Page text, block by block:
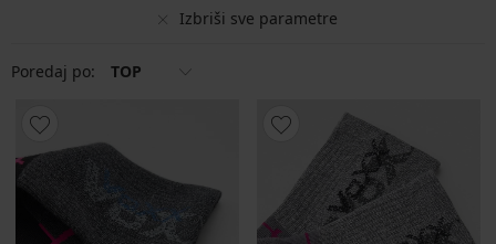
Izbriši sve parametre
Poredaj po: TOP